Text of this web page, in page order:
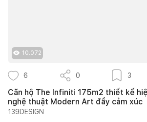
10.072
6 0 3
Căn hộ The Infiniti 175m2 thiết kế
nghệ thuật Modern Art đầy cảm xúc
139DESIGN